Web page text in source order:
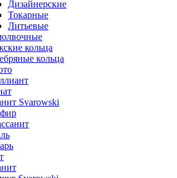
Дизайнерские
Токарные
Литьевые
кольца
кольца
Svarowski